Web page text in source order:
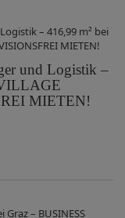
und Logistik –
MIETEN!